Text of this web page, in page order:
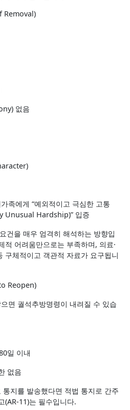
Removal)
없음
족에게 “예외적이고 극심한 고통
Unusual Hardship)” 입증
건을 매우 엄격히 해석하는 방향입
적 어려움만으로는 부족하며, 의료·
구체적이고 객관적 자료가 요구됩니
Reopen)
면 궐석추방명령이 내려질 수 있습
일 이내
없음
지를 발송했다면 적법 통지로 간주
(AR-11)는 필수입니다.